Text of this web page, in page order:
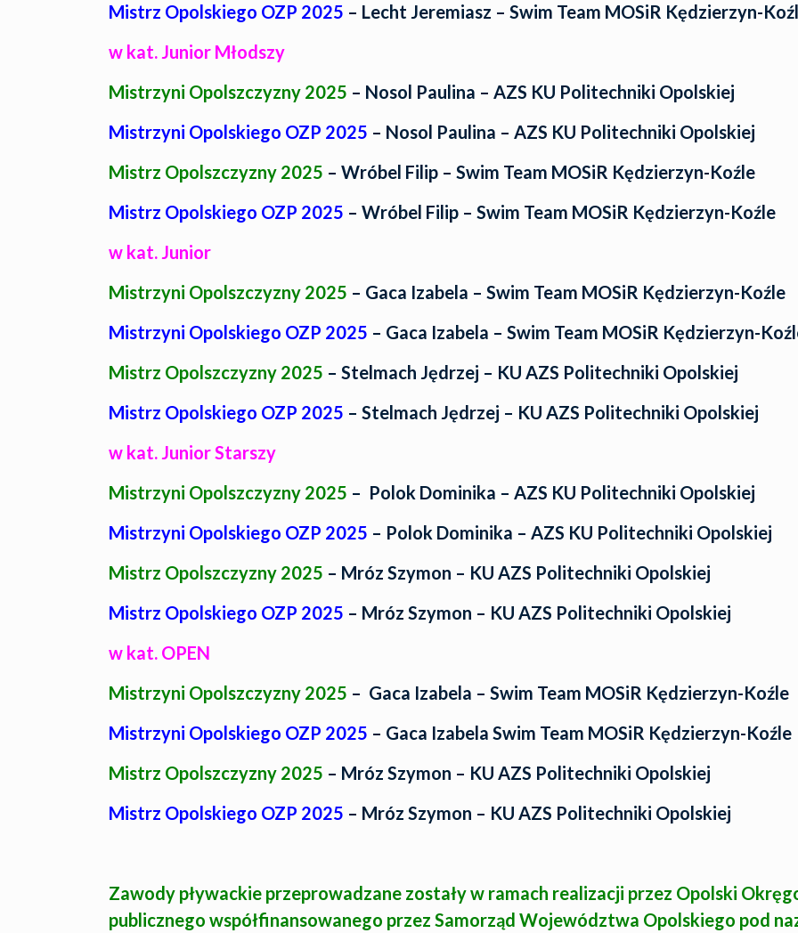
Mistrz Opolskiego OZP 2025 – Lecht Jeremiasz – Swim Team MOSiR Kędzierzyn-
w kat. Junior Młodszy
Mistrzyni Opolszczyzny 2025 – Nosol Paulina – AZS KU Politechniki Opolskiej
Mistrzyni Opolskiego OZP 2025 – Nosol Paulina – AZS KU Politechniki Opolskiej
Mistrz Opolszczyzny 2025 – Wróbel Filip – Swim Team MOSiR Kędzierzyn-Koźle
Mistrz Opolskiego OZP 2025 – Wróbel Filip – Swim Team MOSiR Kędzierzyn-Koźle
w kat. Junior
Mistrzyni Opolszczyzny 2025 – Gaca Izabela – Swim Team MOSiR Kędzierzyn-Koźle
Mistrzyni Opolskiego OZP 2025 – Gaca Izabela – Swim Team MOSiR Kędzierzyn-
Mistrz Opolszczyzny 2025 – Stelmach Jędrzej – KU AZS Politechniki Opolskiej
Mistrz Opolskiego OZP 2025 – Stelmach Jędrzej – KU AZS Politechniki Opolskiej
w kat. Junior Starszy
Mistrzyni Opolszczyzny 2025 – Polok Dominika – AZS KU Politechniki Opolskiej
Mistrzyni Opolskiego OZP 2025 – Polok Dominika – AZS KU Politechniki Opolskiej
Mistrz Opolszczyzny 2025 – Mróz Szymon – KU AZS Politechniki Opolskiej
Mistrz Opolskiego OZP 2025 – Mróz Szymon – KU AZS Politechniki Opolskiej
w kat. OPEN
Mistrzyni Opolszczyzny 2025 – Gaca Izabela – Swim Team MOSiR Kędzierzyn-Koźle
Mistrzyni Opolskiego OZP 2025 – Gaca Izabela Swim Team MOSiR Kędzierzyn-Koźle
Mistrz Opolszczyzny 2025 – Mróz Szymon – KU AZS Politechniki Opolskiej
Mistrz Opolskiego OZP 2025 – Mróz Szymon – KU AZS Politechniki Opolskiej
Zawody pływackie przeprowadzane zostały w ramach realizacji przez Opolski
publicznego współfinansowanego przez Samorząd Województwa Opolskiego pod